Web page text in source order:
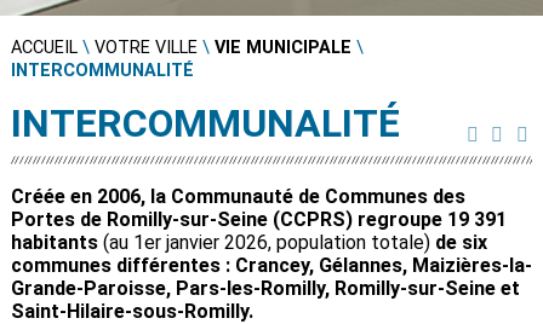
ACCUEIL\ VOTRE VILLE\ VIE MUNICIPALE \
INTERCOMMUNALITÉ
INTERCOMMUNALITÉ
Créée en 2006, la Communauté de Communes des
Portes de Romilly-sur-Seine (CCPRS) regroupe 19 391
habitants (au 1er janvier 2026, population totale)de six
communes différentes : Crancey, Gélannes, Maizières-la-
Grande-Paroisse, Pars-les-Romilly, Romilly-sur-Seine et
Saint-Hilaire-sous-Romilly.